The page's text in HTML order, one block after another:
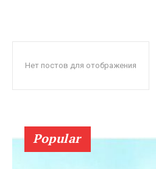
Нет постов для отображения
Popular